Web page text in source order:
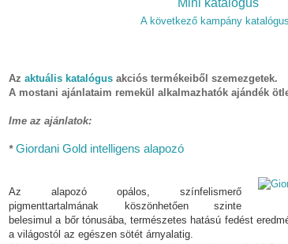
Mini katalógus
A következő kampány
Az aktuális katalógus akciós termékeiből szemezgetek.
A mostani ajánlataim remekül alkalmazhatók ajándék
Ime az ajánlatok:
* Giordani Gold intelligens alapozó
Az alapozó opálos, színfelismerő
pigmenttartalmának köszönhetően szinte
belesimul a bőr tónusába, természetes hatású fedést
a világostól az egészen sötét árnyalatig.